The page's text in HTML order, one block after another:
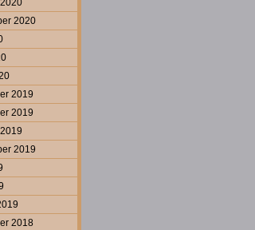
2020
2019
2019
2019
2018